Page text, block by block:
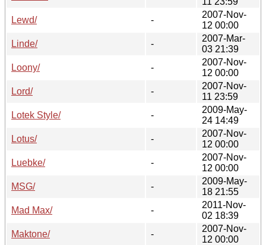
Lewd/
-
2007-Nov-
12 00:00
Linde/
-
2007-Mar-
03 21:39
Loony/
-
2007-Nov-
12 00:00
Lord/
-
2007-Nov-
11 23:59
Lotek Style/
-
2009-May-
24 14:49
Lotus/
-
2007-Nov-
12 00:00
Luebke/
-
2007-Nov-
12 00:00
MSG/
-
2009-May-
18 21:55
Mad Max/
-
2011-Nov-
02 18:39
Maktone/
-
2007-Nov-
12 00:00